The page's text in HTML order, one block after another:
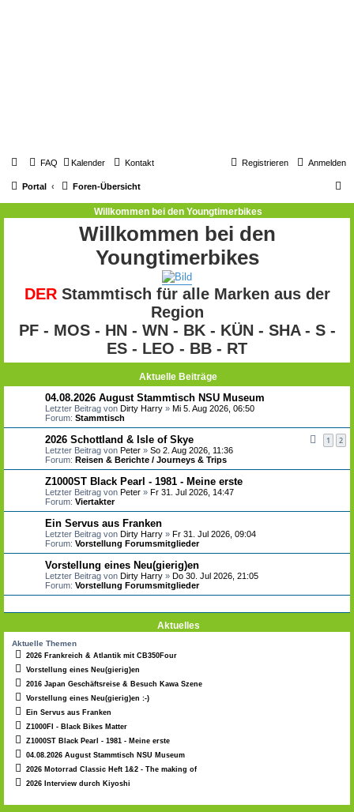
FAQ Kalender Kontakt Anmelden
Registrieren
Portal Foren-Übersicht
u
Willkommen bei den Youngtimerbikes
Willkommen bei den
Youngtimerbikes
DERStammtisch für alle Marken aus der
Region
PF - MOS - HN - WN - BK - KÜN - SHA - S -
ES - LEO - BB - RT
Aktuelle Beiträge
04.08.2026 August Stammtisch NSU Museum
Letzter Beitrag von Dirty Harry » Mi 5. Aug 2026, 06:50
Forum: Stammtisch
2026 Schottland & Isle of Skye 1 2
Letzter Beitrag von Peter » So 2. Aug 2026, 11:36
Forum: Reisen & Berichte / Journeys & Trips
Z1000ST Black Pearl - 1981 - Meine erste
Letzter Beitrag von Peter » Fr 31. Jul 2026, 14:47
Forum: Viertakter
Ein Servus aus Franken
Letzter Beitrag von Dirty Harry » Fr 31. Jul 2026, 09:04
Forum: Vorstellung Forumsmitglieder
Vorstellung eines Neu(gierig)en
Letzter Beitrag von Dirty Harry » Do 30. Jul 2026, 21:05
Forum: Vorstellung Forumsmitglieder
Aktuelles
Aktuelle Themen
2026 Frankreich & Atlantik mit CB350Four
Vorstellung eines Neu(gierig)en
2016 Japan Geschäftsreise & Besuch Kawa Szene
Vorstellung eines Neu(gierig)en :-)
Ein Servus aus Franken
Z1000FI - Black Bikes Matter
Z1000ST Black Pearl - 1981 - Meine erste
04.08.2026 August Stammtisch NSU Museum
2026 Motorrad Classic Heft 1&2 - The making of
2026 Interview durch Kiyoshi